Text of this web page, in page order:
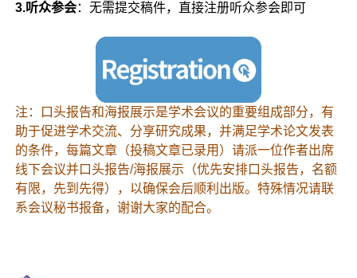
3.听众参会：无需提交稿件，直接注册听众参会即可
注：口头报告和海报展示是学术会议的重要组成部分，有
助于促进学术交流、分享研究成果，并满足学术论文发表
的条件，每篇文章（投稿文章已录用）请派一位作者出席
线下会议并口头报告/海报展示（优先安排口头报告，名额
有限，先到先得），以确保会后顺利出版。特殊情况请联
系会议秘书报备，谢谢大家的配合。